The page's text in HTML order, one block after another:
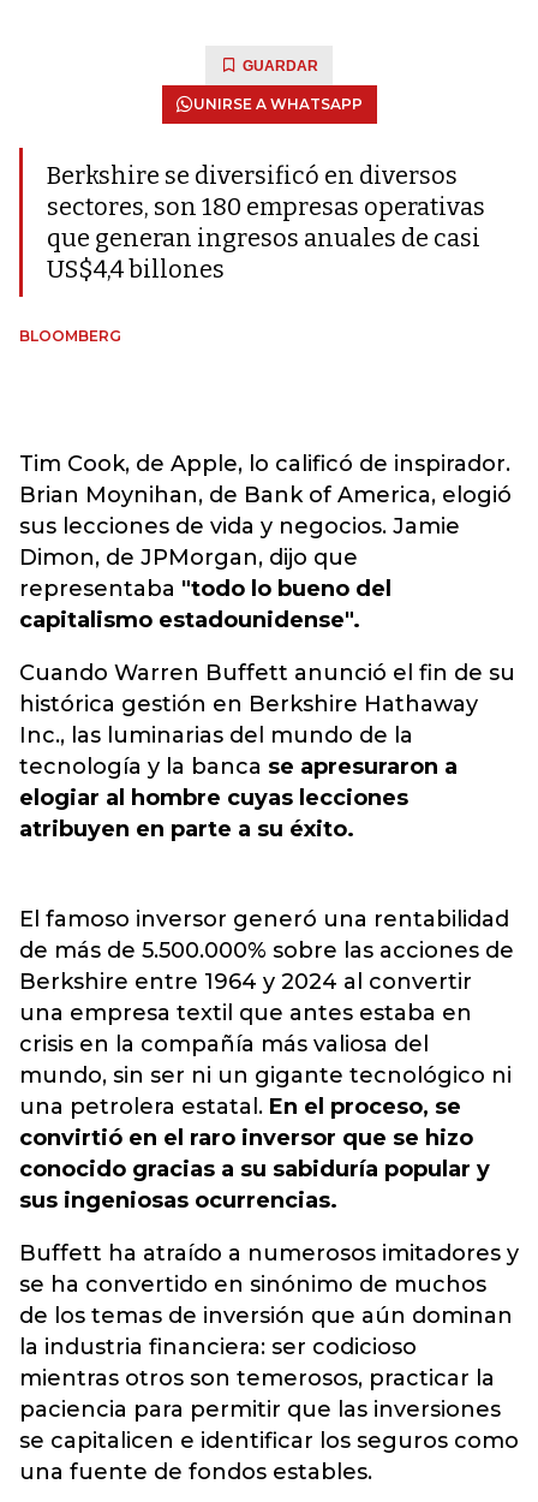
GUARDAR
UNIRSE A WHATSAPP
Berkshire se diversificó en diversos
sectores, son 180 empresas operativas
que generan ingresos anuales de casi
US$4,4 billones
BLOOMBERG
Tim Cook, de Apple, lo calificó de inspirador.
Brian Moynihan, de Bank of America, elogió
sus lecciones de vida y negocios. Jamie
Dimon, de JPMorgan, dijo que
representaba "todo lo bueno del
capitalismo estadounidense".
Cuando Warren Buffett anunció el fin de su
histórica gestión en Berkshire Hathaway
Inc., las luminarias del mundo de la
tecnología y la banca se apresuraron a
elogiar al hombre cuyas lecciones
atribuyen en parte a su éxito.
El famoso inversor generó una rentabilidad
de más de 5.500.000% sobre las acciones de
Berkshire entre 1964 y 2024 al convertir
una empresa textil que antes estaba en
crisis en la compañía más valiosa del
mundo, sin ser ni un gigante tecnológico ni
una petrolera estatal. En el proceso, se
convirtió en el raro inversor que se hizo
conocido gracias a su sabiduría popular y
sus ingeniosas ocurrencias.
Buffett ha atraído a numerosos imitadores y
se ha convertido en sinónimo de muchos
de los temas de inversión que aún dominan
la industria financiera: ser codicioso
mientras otros son temerosos, practicar la
paciencia para permitir que las inversiones
se capitalicen e identificar los seguros como
una fuente de fondos estables.